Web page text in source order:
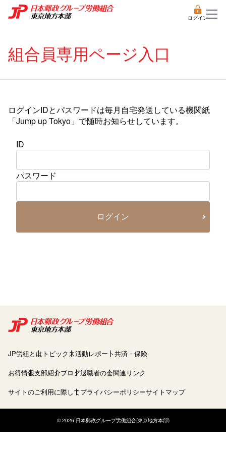
ログイン
組合員専用ページ入口
ログインIDとパスワードは毎月自宅発送している機関紙
「Jump up Tokyo」で随時お知らせしています。
ID
パスワード
ログイン
JP労組とは トピックス活動レポート共済・保険
お得情報支部紹介ブログ退職者の会関連リンク
サイトのご利用に際してプライバシーポリシーサイトマップ
© 2026 日本郵政グループ労働組合(東京地方本部)